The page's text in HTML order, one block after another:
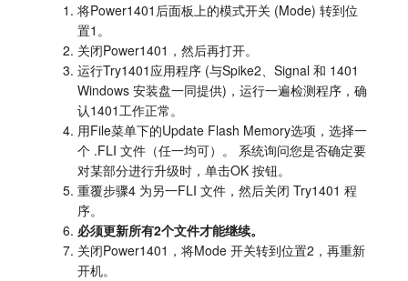
将Power1401后面板上的模式开关 (Mode) 转到位
置1。
关闭Power1401，然后再打开。
运行Try1401应用程序 (与Spike2、Signal 和 1401
Windows 安装盘一同提供)，运行一遍检测程序，确
认1401工作正常。
用File菜单下的Update Flash Memory选项，选择一
个 .FLI 文件（任一均可）。 系统询问您是否确定要
对某部分进行升级时，单击OK 按钮。
重覆步骤4 为另一FLI 文件，然后关闭 Try1401 程
序。
必须更新所有2个文件才能继续。
关闭Power1401，将Mode 开关转到位置2，再重新
开机。